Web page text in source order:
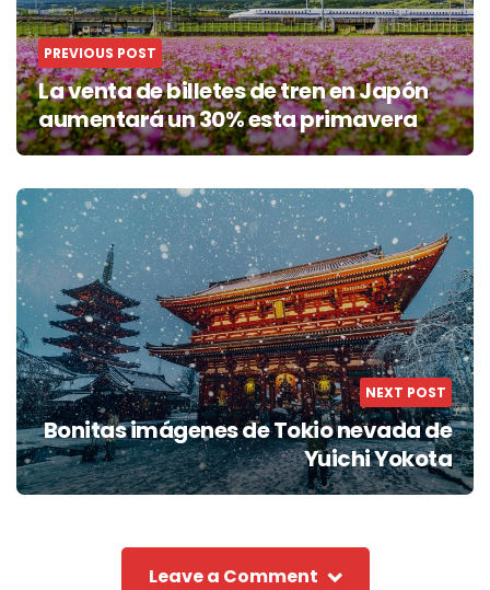
PREVIOUS POST
La venta de billetes de tren en Japón
aumentará un 30% esta primavera
NEXT POST
Bonitas imágenes de Tokio nevada de
Yuichi Yokota
Leave a Comment